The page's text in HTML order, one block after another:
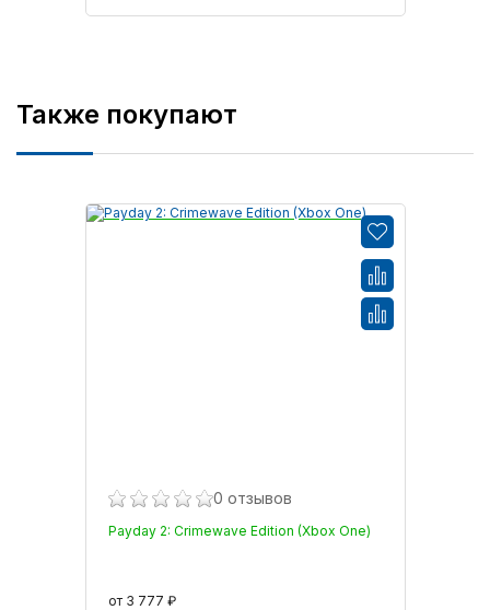
Также покупают
0 отзывов
Payday 2: Crimewave Edition (Xbox One)
от 3 777 ₽